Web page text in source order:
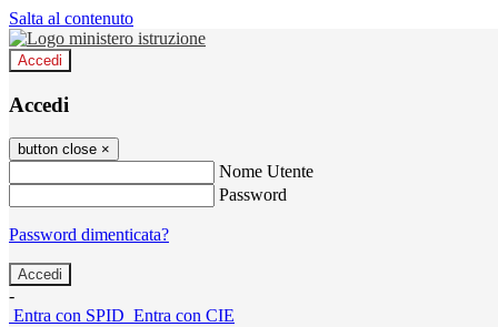
Salta al contenuto
Accedi
Accedi
button close ×
Nome Utente
Password
Password dimenticata?
-
Entra con SPID Entra con CIE